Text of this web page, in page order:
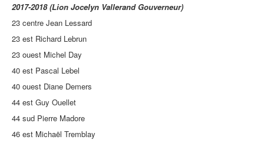
2017-2018 (Lion Jocelyn Vallerand Gouverneur)
23 centre Jean Lessard
23 est Richard Lebrun
23 ouest Michel Day
40 est Pascal Lebel
40 ouest Diane Demers
44 est Guy Ouellet
44 sud Pierre Madore
46 est Michaël Tremblay